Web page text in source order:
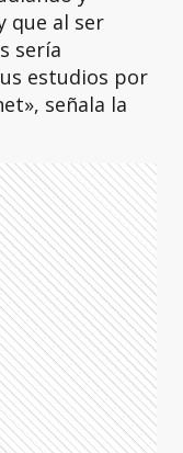
que al ser
sería
estudios por
señala la